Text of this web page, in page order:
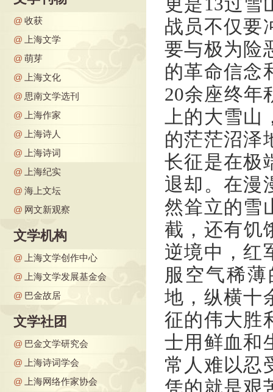
@ 收获
@
上海文学
@ 萌芽
@
上海文化
@ 思南文学选刊
@
上海作家
@
上海诗人
@
上海诗词
@
上海纪实
@ 海上文坛
@ 网文新观察
文学机构
@
上海文学创作中心
@
上海文学发展基金会
@ 巴金故居
文学社团
@ 巴金文学研究会
@
上海诗词学会
@
上海网络作家协会
战员不仅要
要与极为险
的革命信念
20余座终年
上的大雪山
的茫茫沼泽
长征是在极
退却。在漫
然耸立的雪
截，还有
逆境中，红
服空气稀
地，纵横十
征的伟大胜
士用鲜血和
常人难以忍
凭的就是艰